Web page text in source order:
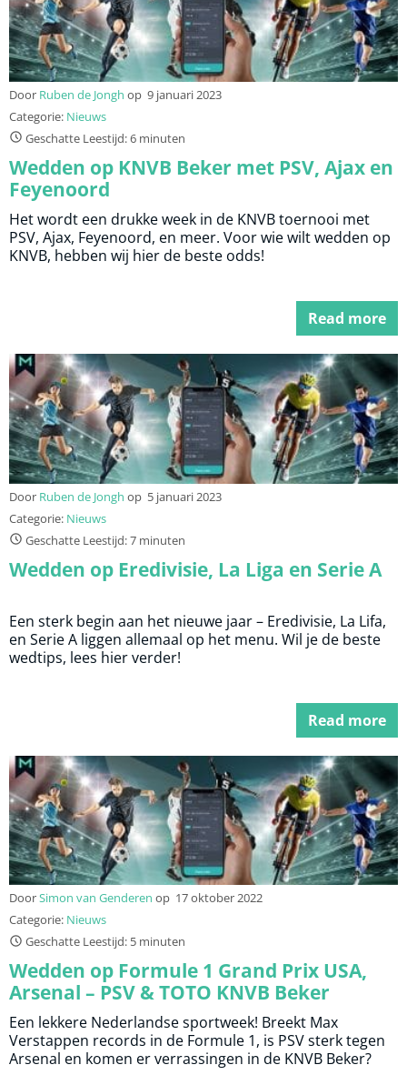
Door Ruben de Jongh op 9 januari 2023
Categorie: Nieuws
Geschatte Leestijd: 6 minuten
Wedden op KNVB Beker met PSV, Ajax en
Feyenoord
Het wordt een drukke week in de KNVB toernooi met
PSV, Ajax, Feyenoord, en meer. Voor wie wilt wedden op
KNVB, hebben wij hier de beste odds!
Read more
Door Ruben de Jongh op 5 januari 2023
Categorie: Nieuws
Geschatte Leestijd: 7 minuten
Wedden op Eredivisie, La Liga en Serie A
Een sterk begin aan het nieuwe jaar – Eredivisie, La Lifa,
en Serie A liggen allemaal op het menu. Wil je de beste
wedtips, lees hier verder!
Read more
DoorSimon van Genderen op 17 oktober 2022
Categorie: Nieuws
Geschatte Leestijd: 5 minuten
Wedden op Formule 1 Grand Prix USA,
Arsenal – PSV & TOTO KNVB Beker
Een lekkere Nederlandse sportweek! Breekt Max
Verstappen records in de Formule 1, is PSV sterk tegen
Arsenal en komen er verrassingen in de KNVB Beker?